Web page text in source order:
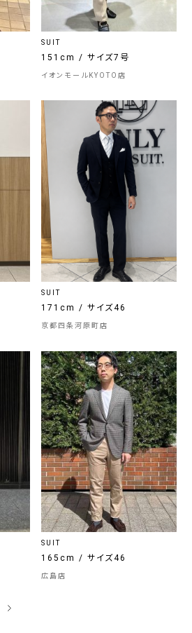
SUIT
151cm / サイズ7号
イオンモールKYOTO店
SUIT
171cm / サイズ46
京都四条河原町店
SUIT
165cm / サイズ46
広島店